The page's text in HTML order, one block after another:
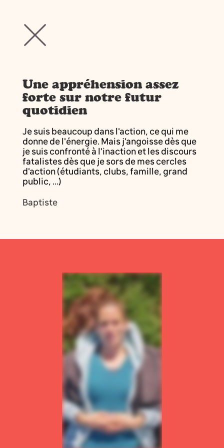
Une appréhension assez
forte sur notre futur
quotidien
Je suis beaucoup dans l'action, ce qui me
donne de l'énergie. Mais j'angoisse dès que
je suis confronté à l'inaction et les discours
fatalistes dès que je sors de mes cercles
d'action (étudiants, clubs, famille, grand
public, ...)
Baptiste